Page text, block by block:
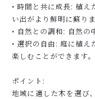
• 時間と共に成長: 植
い出がより鮮明に蘇りま
• 自然との調和: 自然の
• 選択の自由: 庭に植
楽しむことができます。
ポイント:
地域に適した木を選び